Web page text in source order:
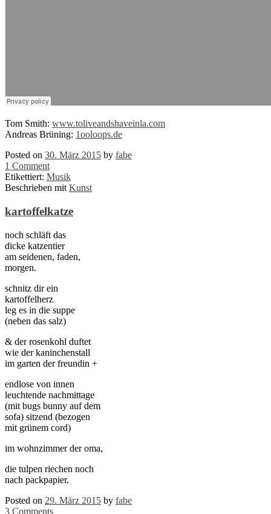
Tom Smith: www.toliveandshaveinla.com
Andreas Brüning: 1ooloops.de
Posted on 30. März 2015 by fabe
1 Comment
Etikettiert: Musik
Beschrieben mit Kunst
kartoffelkatze
noch schläft das
dicke katzentier
am seidenen, faden,
morgen.
schnitz dir ein
kartoffelherz
leg es in die suppe
(neben das salz)
& der rosenkohl duftet
wie der kaninchenstall
im garten der freundin +
endlose von innen
leuchtende nachmittage
(mit bugs bunny auf dem
sofa) sitzend (bezogen
mit grünem cord)
im wohnzimmer der oma,
die tulpen riechen noch
nach packpapier.
Posted on 29. März 2015 by fabe
3 Comments